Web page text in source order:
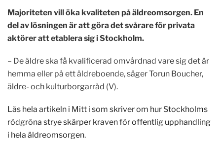
Majoriteten vill öka kvaliteten på äldreomsorgen. En
del av lösningen är att göra det svårare för privata
aktörer att etablera sig i Stockholm.
– De äldre ska få kvalificerad omvårdnad vare sig det är
hemma eller på ett äldreboende, säger Torun Boucher,
äldre- och kulturborgarråd (V).
Läs hela artikeln i Mitt i som skriver om hur Stockholms
rödgröna strye skärper kraven för offentlig upphandling
i hela äldreomsorgen.